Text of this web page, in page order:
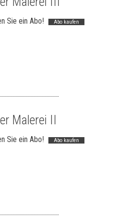
Sie ein Abo!
Abo kaufen
Malerei II
Sie ein Abo!
Abo kaufen